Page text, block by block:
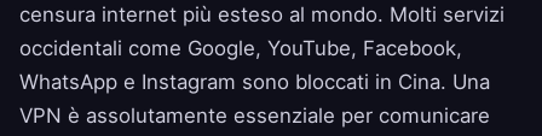
censura internet più esteso al mondo. Molti servizi
occidentali come Google, YouTube, Facebook,
WhatsApp e Instagram sono bloccati in Cina. Una
VPN è assolutamente essenziale per comunicare